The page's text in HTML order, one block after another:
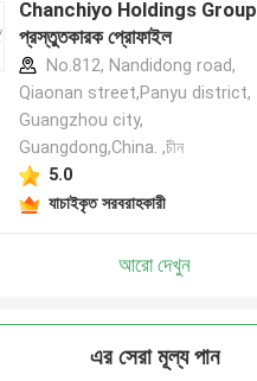
Chanchiyo Holdings Group
প্রস্তুতকারক প্রোফাইল
No.812, Nandidong road,
Qiaonan street,Panyu district,
Guangzhou city,
Guangdong,China. ,চীন
5.0
যাচাইকৃত সরবরাহকারী
আরো দেখুন
এর সেরা মূল্য পান